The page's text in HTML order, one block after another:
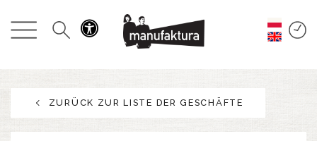
GESCHEHEN
ANGEBOTE
ZURÜCK ZUR LISTE DER GESCHÄFTE